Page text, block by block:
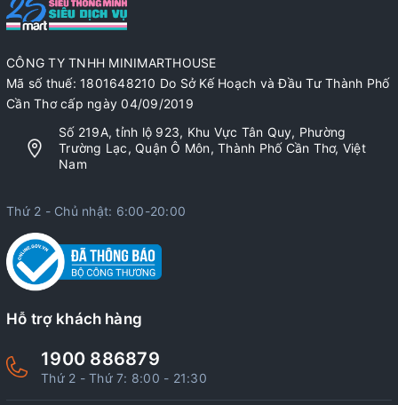
CÔNG TY TNHH MINIMARTHOUSE
Mã số thuế: 1801648210 Do Sở Kế Hoạch và Đầu Tư Thành Phố
Cần Thơ cấp ngày 04/09/2019
Số 219A, tỉnh lộ 923, Khu Vực Tân Quy, Phường
Trường Lạc, Quận Ô Môn, Thành Phố Cần Thơ, Việt
Nam
Thứ 2 - Chủ nhật: 6:00-20:00
Hỗ trợ khách hàng
1900 886879
Thứ 2 - Thứ 7: 8:00 - 21:30